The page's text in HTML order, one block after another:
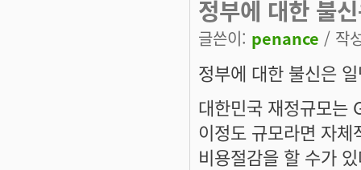
정부에 대한 불
글쓴이: penance / 작
정부에 대한 불신은
대한민국 재정규모는
이정도 규모라면 자
비용절감을 할 수가